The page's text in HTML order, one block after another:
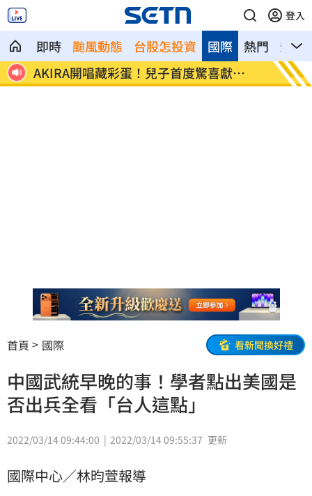
登入
即時 颱風動態 台股怎投資 熱門 影音
國際
療 AKIRA開唱藏彩蛋！兒子首度驚喜獻
「聲」
台灣
誰？
首頁 國際 看新聞換好禮
中國武統早晚的事！學者點出美國是
否出兵全看「台人這點」
2022/03/14 09:44:00 2022/03/14 09:55:37 更新
國際中心／林昀萱報導